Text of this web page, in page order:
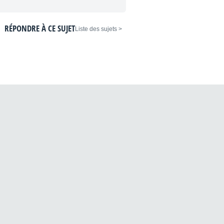
< Liste des sujets
RÉPONDRE À CE SUJET